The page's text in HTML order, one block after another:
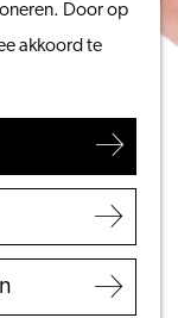
Door op
akkoord te
& drinken
kinderen
Leiden
Bereikbaarheid
Regio Leiden